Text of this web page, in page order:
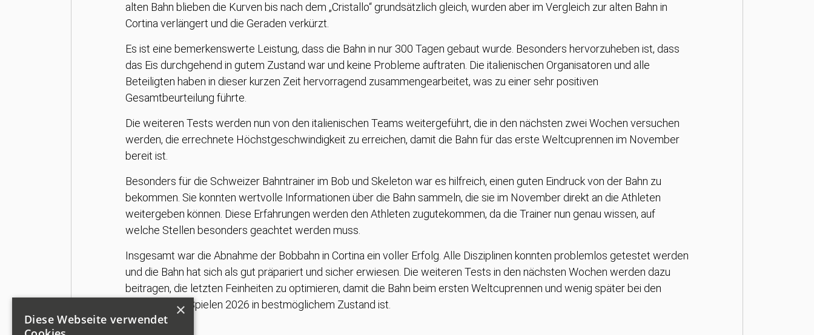
alten Bahn blieben die Kurven bis nach dem „Cristallo“ grundsätzlich gleich, wurden aber im Vergleich zur alten Bahn in
Cortina verlängert und die Geraden verkürzt.
Es ist eine bemerkenswerte Leistung, dass die Bahn in nur 300 Tagen gebaut wurde. Besonders hervorzuheben ist, dass
das Eis durchgehend in gutem Zustand war und keine Probleme auftraten. Die italienischen Organisatoren und alle
Beteiligten haben in dieser kurzen Zeit hervorragend zusammengearbeitet, was zu einer sehr positiven
Gesamtbeurteilung führte.
Die weiteren Tests werden nun von den italienischen Teams weitergeführt, die in den nächsten zwei Wochen versuchen
werden, die errechnete Höchstgeschwindigkeit zu erreichen, damit die Bahn für das erste Weltcuprennen im November
bereit ist.
Besonders für die Schweizer Bahntrainer im Bob und Skeleton war es hilfreich, einen guten Eindruck von der Bahn zu
bekommen. Sie konnten wertvolle Informationen über die Bahn sammeln, die sie im November direkt an die Athleten
weitergeben können. Diese Erfahrungen werden den Athleten zugutekommen, da die Trainer nun genau wissen, auf
welche Stellen besonders geachtet werden muss.
Insgesamt war die Abnahme der Bobbahn in Cortina ein voller Erfolg. Alle Disziplinen konnten problemlos getestet werden
und die Bahn hat sich als gut präpariert und sicher erwiesen. Die weiteren Tests in den nächsten Wochen werden dazu
beitragen, die letzten Feinheiten zu optimieren, damit die Bahn beim ersten Weltcuprennen und wenig später bei den
Olympischen Spielen 2026 in bestmöglichem Zustand ist.
×
Diese Webseite verwendet